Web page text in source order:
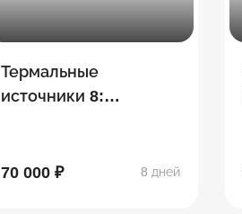
Термальные
источники 8:
эко-ферма, Лаго-Наки
70 000 ₽ 8 дней